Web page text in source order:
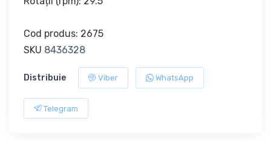
Cod produs: 2675
SKU 8436328
Distribuie Viber WhatsApp
Telegram